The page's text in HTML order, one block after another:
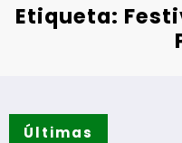
Etiqueta:
Últimas